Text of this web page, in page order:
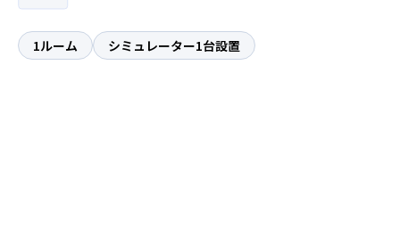
1ルーム シミュレーター1台設置